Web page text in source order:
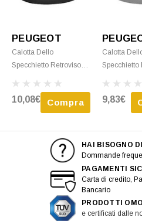
PEUGEOT
Calotta Dello
Specchietto Retrovisore
107 Fase 1, 2005-2008,
Nero, Nuovo
10,08€ Compra
Calotta
Specchietto
107 Fase
Nuovo Da
9,83€
HAI BISOGNO
Dommande
PAGAMENTI
Carta di credito,
Bancario
PRODOTTI
e certificati dalle